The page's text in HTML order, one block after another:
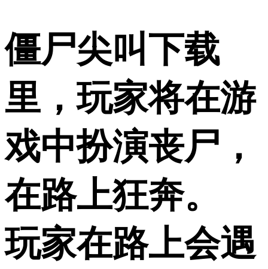
僵尸尖叫下载
里，玩家将在游
戏中扮演丧尸，
在路上狂奔。
玩家在路上会遇